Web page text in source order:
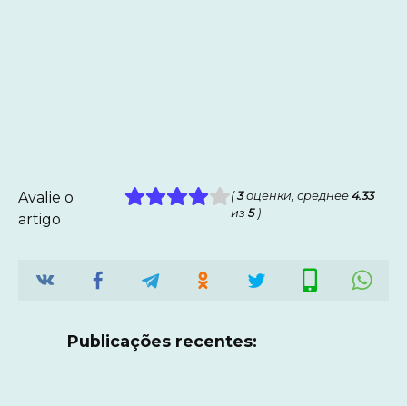
Avalie o
artigo
(3оценки, среднее 4.33
из 5)
Publicações recentes: